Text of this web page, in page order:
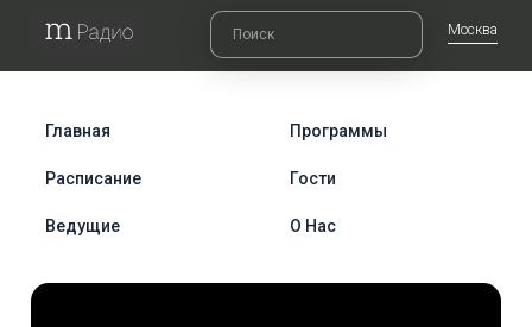
Москва
Главная Программы
Расписание Гости
Ведущие О Нас